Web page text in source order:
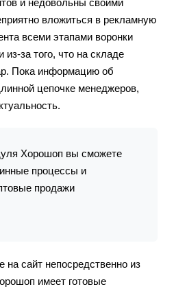
вложиться в рекламную
всеми этапами воронки
за того, что на складе
Пока информацию об
цепочке менеджеров,
Хорошоп вы сможете
процессы и
продажи
на сайт непосредственно из
имеет готовые